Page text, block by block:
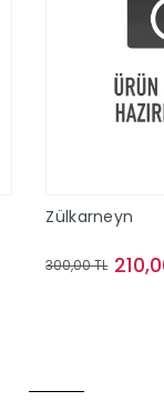
Zülkarneyn
300,00 TL